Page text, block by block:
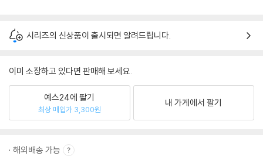
시리즈의 신상품이 출시되면 알려드립니다.
이미 소장하고 있다면 판매해 보세요.
예스24에 팔기
최상 매입가 3,300원
내 가게에서 팔기
해외배송 가능